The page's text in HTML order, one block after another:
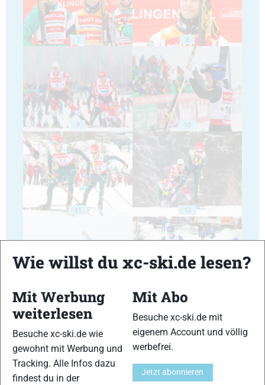
7 8
9 10
11 12
13 14
15 16
Wie willst du xc-ski.de lesen?
Mit Werbung
weiterlesen
Besuche xc-ski.de wie
gewohnt mit Werbung und
Tracking. Alle Infos dazu
findest du in der
Mit Abo
Besuche xc-ski.de mit
eigenem Account und völlig
werbefrei.
Jetzt abonnieren